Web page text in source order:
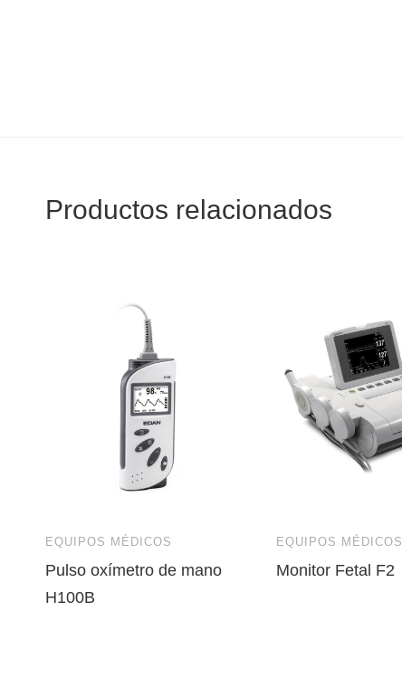
Productos relacionados
EQUIPOS MÉDICOS
Pulso oxímetro de mano
H100B
EQUIPOS MÉDICOS
Monitor Fetal F2